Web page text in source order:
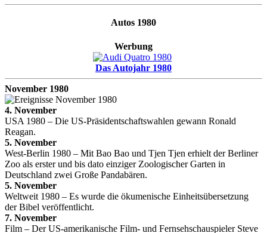
Autos 1980
Werbung
Das Autojahr 1980
November 1980
4. November
USA 1980 – Die US-Präsidentschaftswahlen gewann Ronald
Reagan.
5. November
West-Berlin 1980 – Mit Bao Bao und Tjen Tjen erhielt der Berliner
Zoo als erster und bis dato einziger Zoologischer Garten in
Deutschland zwei Große Pandabären.
5. November
Weltweit 1980 – Es wurde die ökumenische Einheitsübersetzung
der Bibel veröffentlicht.
7. November
Film – Der US-amerikanische Film- und Fernsehschauspieler Steve